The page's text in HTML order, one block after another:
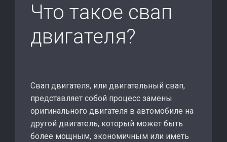
Что такое свап
двигателя?
Свап двигателя, или двигательный свап,
представляет собой процесс замены
оригинального двигателя в автомобиле на
другой двигатель, который может быть
более мощным, экономичным или иметь